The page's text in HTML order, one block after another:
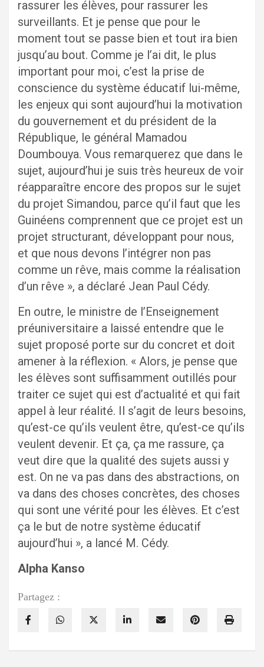
rassurer les élèves, pour rassurer les
surveillants. Et je pense que pour le
moment tout se passe bien et tout ira bien
jusqu’au bout. Comme je l’ai dit, le plus
important pour moi, c’est la prise de
conscience du système éducatif lui-même,
les enjeux qui sont aujourd’hui la motivation
du gouvernement et du président de la
République, le général Mamadou
Doumbouya. Vous remarquerez que dans le
sujet, aujourd’hui je suis très heureux de voir
réapparaître encore des propos sur le sujet
du projet Simandou, parce qu’il faut que les
Guinéens comprennent que ce projet est un
projet structurant, développant pour nous,
et que nous devons l’intégrer non pas
comme un rêve, mais comme la réalisation
d’un rêve », a déclaré Jean Paul Cédy.
En outre, le ministre de l’Enseignement
préuniversitaire a laissé entendre que le
sujet proposé porte sur du concret et doit
amener à la réflexion. « Alors, je pense que
les élèves sont suffisamment outillés pour
traiter ce sujet qui est d’actualité et qui fait
appel à leur réalité. Il s’agit de leurs besoins,
qu’est-ce qu’ils veulent être, qu’est-ce qu’ils
veulent devenir. Et ça, ça me rassure, ça
veut dire que la qualité des sujets aussi y
est. On ne va pas dans des abstractions, on
va dans des choses concrètes, des choses
qui sont une vérité pour les élèves. Et c’est
ça le but de notre système éducatif
aujourd’hui », a lancé M. Cédy.
Alpha Kanso
Partagez :